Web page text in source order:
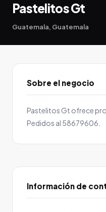
Pastelitos Gt
Guatemala, Guatemala
Sobre el negocio
Pastelitos Gt ofrece
Pedidos al 58679606.
Información de